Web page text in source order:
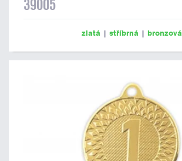
39005
zlatá | stříbrná | bronzová